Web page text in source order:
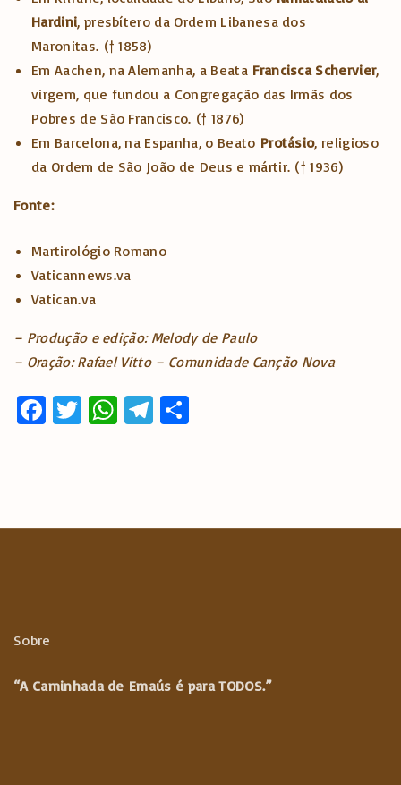
Hardini, presbítero da Ordem Libanesa dos
Maronitas. († 1858)
Em Aachen, na Alemanha, a Beata Francisca Schervier,
virgem, que fundou a Congregação das Irmãs dos
Pobres de São Francisco. († 1876)
Em Barcelona, na Espanha, o Beato Protásio, religioso
da Ordem de São João de Deus e mártir. († 1936)
Fonte:
Martirológio Romano
Vaticannews.va
Vatican.va
– Produção e edição: Melody de Paulo
– Oração: Rafael Vitto – Comunidade Canção Nova
Fa
o
T
r
W
A
T
a
Sobre
“A Caminhada de Emaús é para TODOS.”